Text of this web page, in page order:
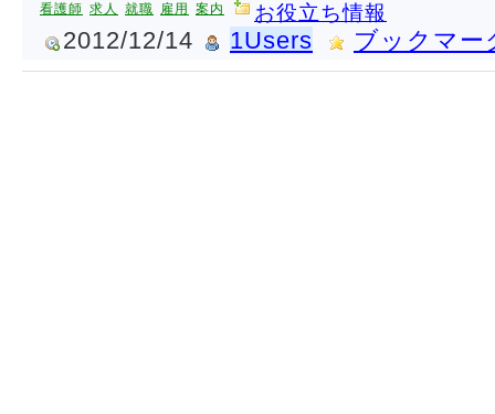
看護師 求人 就職 雇用 案内 お役立ち情報
2012/12/14 1Users ブックマー